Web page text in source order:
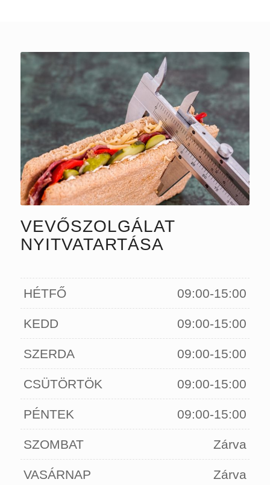
VEVŐSZOLGÁLAT
NYITVATARTÁSA
HÉTFŐ 09:00-15:00
KEDD 09:00-15:00
SZERDA 09:00-15:00
CSÜTÖRTÖK 09:00-15:00
PÉNTEK 09:00-15:00
SZOMBAT Zárva
VASÁRNAP Zárva